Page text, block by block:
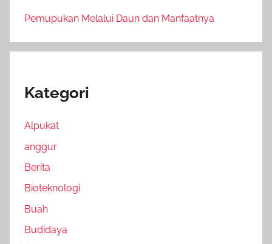
Pemupukan Melalui Daun dan Manfaatnya
Kategori
Alpukat
anggur
Berita
Bioteknologi
Buah
Budidaya